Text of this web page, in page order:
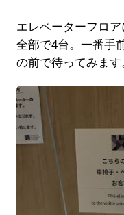
エレベーターフロ
全部で4台。一番手
の前で待ってみます